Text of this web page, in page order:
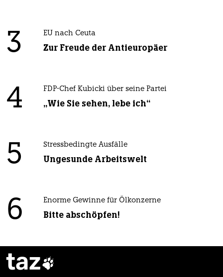
3 EU nach Ceuta
Zur Freude der Antieuropäer
4 FDP-Chef Kubicki über seine Partei
„Wie Sie sehen, lebe ich“
5 Stressbedingte Ausfälle
Ungesunde Arbeitswelt
6 Enorme Gewinne für Ölkonzerne
Bitte abschöpfen!
taz